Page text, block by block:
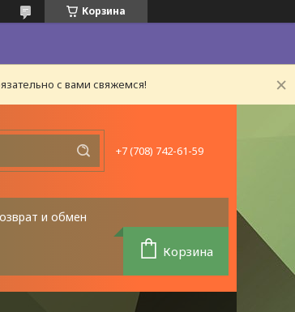
Корзина
с вами свяжемся!
+7 (708) 742-61-59
и обмен
Корзина